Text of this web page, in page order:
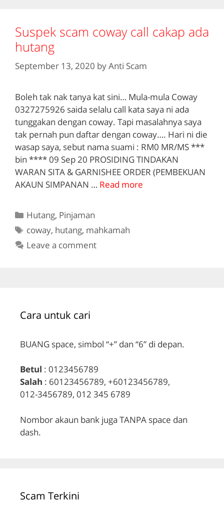
Suspek scam coway call cakap ada
hutang
September 13, 2020 byAnti Scam
Boleh tak nak tanya kat sini… Mula-mula Coway
0327275926 saida selalu call kata saya ni ada
tunggakan dengan coway. Tapi masalahnya saya
tak pernah pun daftar dengan coway…. Hari ni die
wasap saya, sebut nama suami : RM0 MR/MS ***
bin **** 09 Sep 20 PROSIDING TINDAKAN
WARAN SITA & GARNISHEE ORDER (PEMBEKUAN
AKAUN SIMPANAN … Read more
Categories
Hutang, Pinjaman
Tags
coway, hutang, mahkamah
Leave a comment
Cara untuk cari
BUANG space, simbol “+” dan “6” di depan.
Betul : 0123456789
Salah : 60123456789, +60123456789,
012-3456789, 012 345 6789
Nombor akaun bank juga TANPA space dan
dash.
Scam Terkini